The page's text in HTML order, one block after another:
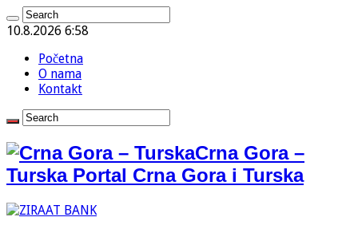
10.8.2026 6:58
Početna
O nama
Kontakt
Crna Gora –
Turska Portal Crna Gora i Turska